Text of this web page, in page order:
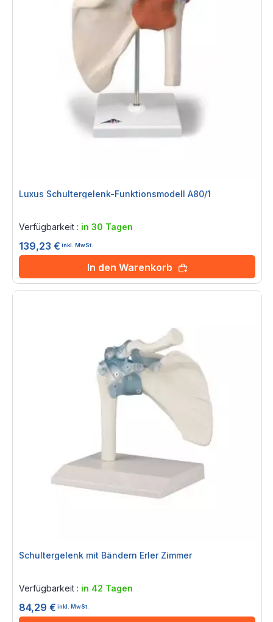
Luxus Schultergelenk-Funktionsmodell A80/1
Verfügbarkeit : in 30 Tagen
139,23 € inkl. MwSt.
In den Warenkorb
Schultergelenk mit Bändern Erler Zimmer
Verfügbarkeit : in 42 Tagen
84,29 € inkl. MwSt.